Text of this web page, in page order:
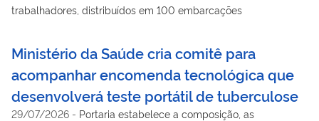
trabalhadores, distribuídos em 100 embarcações
Ministério da Saúde cria comitê para
acompanhar encomenda tecnológica que
desenvolverá teste portátil de tuberculose
29/07/2026 - Portaria estabelece a composição, as